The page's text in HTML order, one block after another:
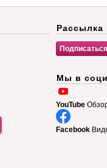
Рассылка
Мы в
YouTube
Facebook